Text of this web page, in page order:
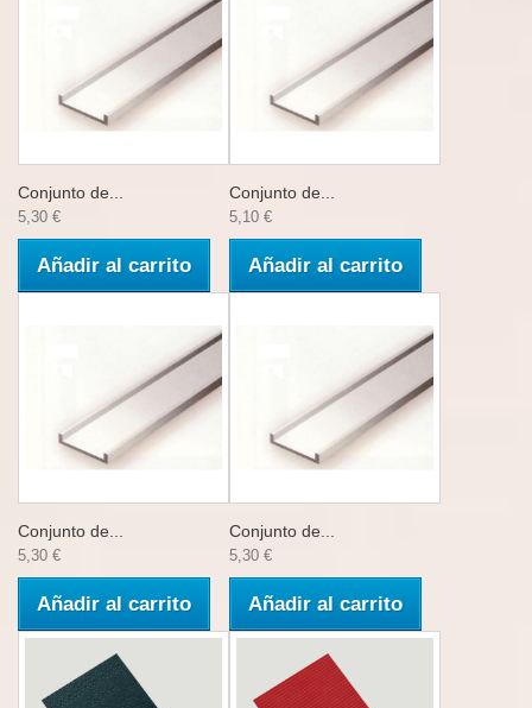
Conjunto de...
5,30 €
Añadir al carrito
Conjunto de...
5,10 €
Añadir al carrito
Conjunto de...
5,30 €
Añadir al carrito
Conjunto de...
5,30 €
Añadir al carrito